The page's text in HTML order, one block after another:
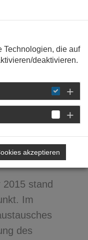
DETAIL
der
stand
Im
des
Technologien, die auf
deaktivieren.
akzeptieren